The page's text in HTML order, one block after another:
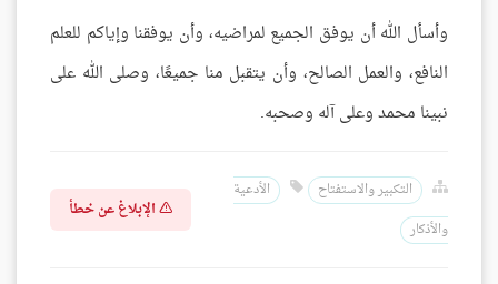
وأسأل الله أن يوفق الجميع لمراضيه، وأن يوفقنا وإياكم للعلم
النافع، والعمل الصالح، وأن يتقبل منا جميعًا، وصلى الله على
نبينا محمد وعلى آله وصحبه.
التكبير والاستفتاح
الأدعية
والأذكار
الإبلاغ عن خطأ